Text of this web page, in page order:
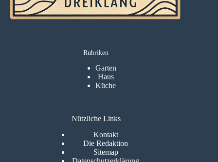
Rubriken
Garten
Haus
Küche
Nützliche Links
Kontakt
Die Redaktion
Sitemap